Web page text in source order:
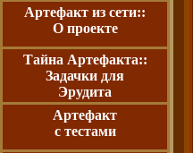
Артефакт из сети::
О проекте
Тайна Артефакта::
Задачки для
Эрудита
Артефакт
с тестами